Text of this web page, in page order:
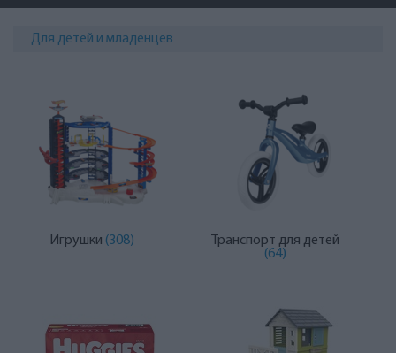
Для детей и младенцев
Игрушки (308)
Транспорт для детей
(64)